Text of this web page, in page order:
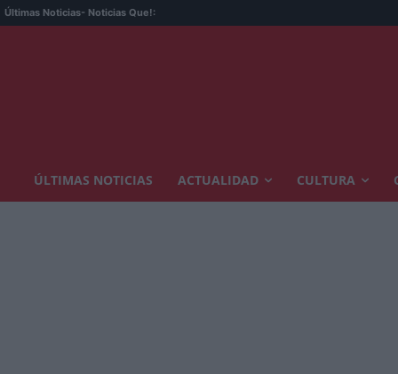
Últimas Noticias- Noticias Que!:
ÚLTIMAS NOTICIAS ACTUALIDAD CULTURA